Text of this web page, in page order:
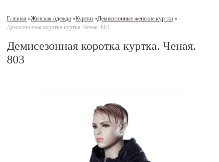
Главная »Женская одежда »Куртки »Демисезонные женские куртки »
Демисезонная коротка куртка. Ченая. 803
Демисезонная коротка куртка. Ченая.
803